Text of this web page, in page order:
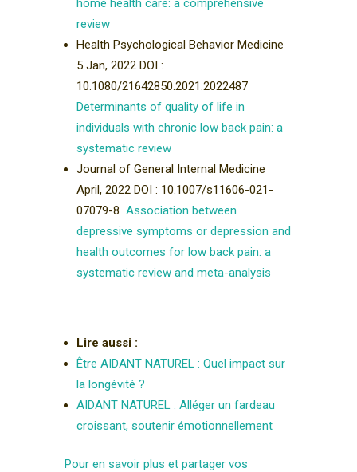
home health care: a comprehensive
review
Health Psychological Behavior Medicine
5 Jan, 2022 DOI :
10.1080/21642850.2021.2022487
Determinants of quality of life in
individuals with chronic low back pain: a
systematic review
Journal of General Internal Medicine
April, 2022 DOI : 10.1007/s11606-021-
07079-8 Association between
depressive symptoms or depression and
health outcomes for low back pain: a
systematic review and meta-analysis
Lire aussi :
Être AIDANT NATUREL : Quel impact sur
la longévité ?
AIDANT NATUREL : Alléger un fardeau
croissant, soutenir émotionnellement
Pour en savoir plus et partager vos